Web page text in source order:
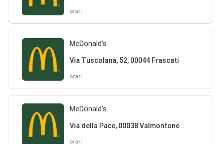
orari
McDonald's
Via Tuscolana, 52, 00044 Frascati
orari
McDonald's
Via della Pace, 00038 Valmontone
orari